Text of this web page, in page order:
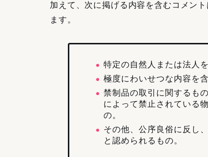
加えて、次に掲げる内容を含むコメン
ます。
特定の自然人または法人
極度にわいせつな内容を含
禁制品の取引に関するも
によって禁止されている
の。
その他、公序良俗に反し
と認められるもの。